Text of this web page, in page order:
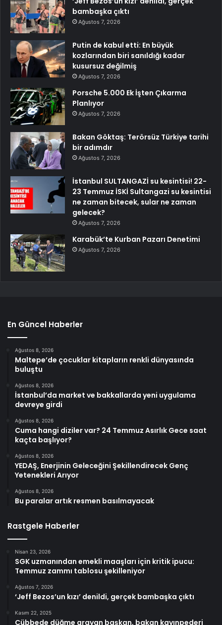
bambaşka çıktı
Ağustos 7, 2026
Putin de kabul etti: En büyük
kozlarından biri sanıldığı kadar
kusursuz değilmiş
Ağustos 7, 2026
Porsche 5.000 Ek İşten Çıkarma
Planlıyor
Ağustos 7, 2026
Bakan Göktaş: Terörsüz Türkiye tarihi
bir adımdır
Ağustos 7, 2026
İstanbul SULTANGAZİ su kesintisi! 22-
23 Temmuz İSKİ Sultangazi su kesintisi
ne zaman bitecek, sular ne zaman
gelecek?
Ağustos 7, 2026
Karabük’te Kurban Pazarı Denetimi
Ağustos 7, 2026
En Güncel Haberler
Ağustos 8, 2026
Maltepe’de çocuklar kitapların renkli dünyasında
buluştu
Ağustos 8, 2026
İstanbul’da market ve bakkallarda yeni uygulama
devreye girdi
Ağustos 8, 2026
Cuma hangi diziler var? 24 Temmuz Asırlık Gece saat
kaçta başlıyor?
Ağustos 8, 2026
YEDAŞ, Enerjinin Geleceğini Şekillendirecek Genç
Yetenekleri Arıyor
Ağustos 8, 2026
Bu paralar artık resmen basılmayacak
Rastgele Haberler
Nisan 23, 2026
SGK uzmanından emekli maaşları için kritik ipucu:
Temmuz zammı tablosu şekilleniyor
Ağustos 7, 2026
‘Jeff Bezos’un kızı’ denildi, gerçek bambaşka çıktı
Kasım 22, 2025
Cübbede düğme arayan başkan, bakan kayınpederi